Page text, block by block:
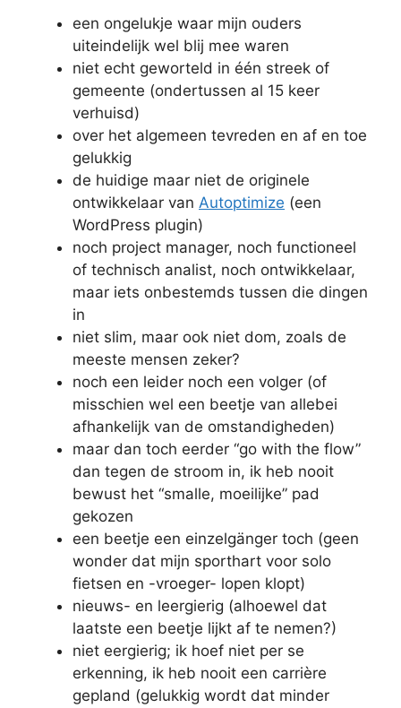
een ongelukje waar mijn ouders
uiteindelijk wel blij mee waren
niet echt geworteld in één streek of
gemeente (ondertussen al 15 keer
verhuisd)
over het algemeen tevreden en af en toe
gelukkig
de huidige maar niet de originele
ontwikkelaar van Autoptimize (een
WordPress plugin)
noch project manager, noch functioneel
of technisch analist, noch ontwikkelaar,
maar iets onbestemds tussen die dingen
in
niet slim, maar ook niet dom, zoals de
meeste mensen zeker?
noch een leider noch een volger (of
misschien wel een beetje van allebei
afhankelijk van de omstandigheden)
maar dan toch eerder “go with the flow”
dan tegen de stroom in, ik heb nooit
bewust het “smalle, moeilijke” pad
gekozen
een beetje een einzelgänger toch (geen
wonder dat mijn sporthart voor solo
fietsen en -vroeger- lopen klopt)
nieuws- en leergierig (alhoewel dat
laatste een beetje lijkt af te nemen?)
niet eergierig; ik hoef niet per se
erkenning, ik heb nooit een carrière
gepland (gelukkig wordt dat minder